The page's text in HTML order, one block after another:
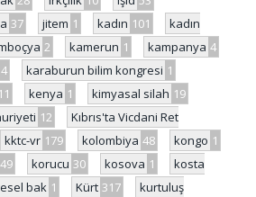
37 jitem 1 kadın 101
kadın
2 kamerun 1 kampanya 4
4 karaburun bilim kongresi 1
11 kenya 1 kimyasal silah 19
12
Kıbrıs'ta Vicdani Ret
kktc-vr 179 kolombiya 48 kongo 1
49 korucu 30 kosova 1
kosta
bak 1 Kürt 317
kurtuluş